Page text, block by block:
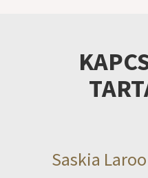
Saskia Laroo